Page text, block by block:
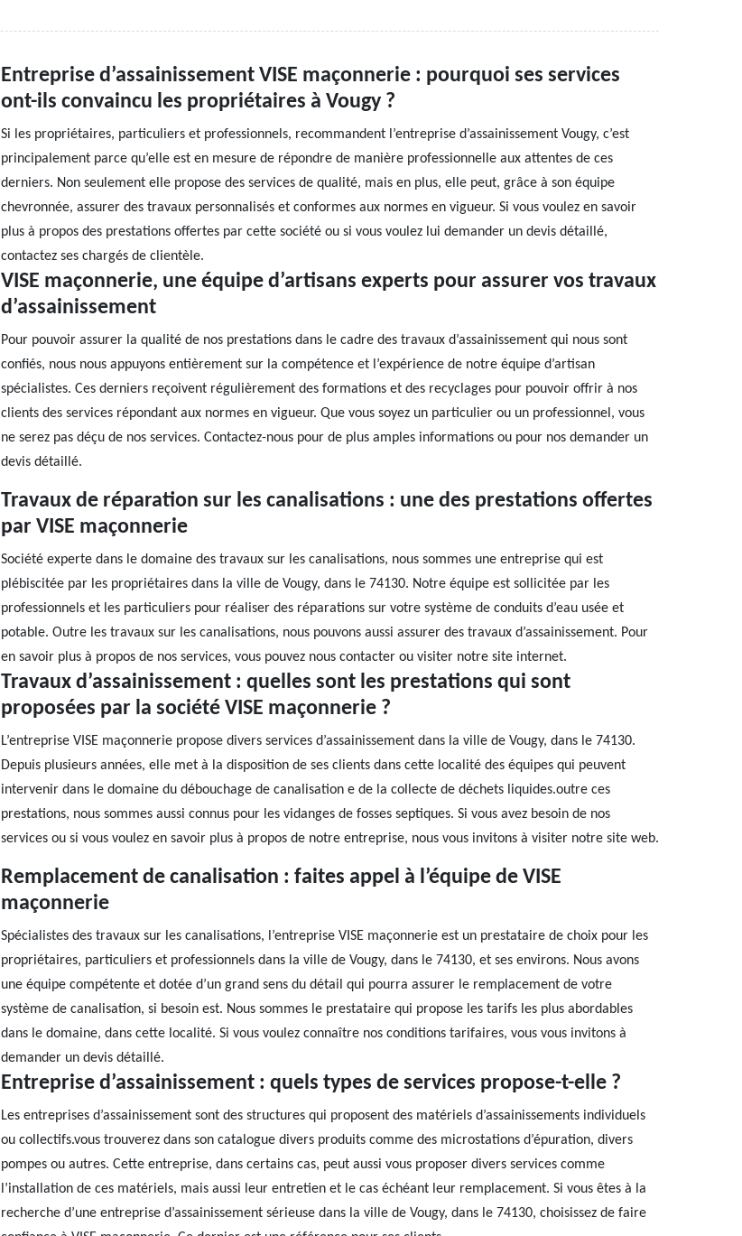
Entreprise d’assainissement VISE maçonnerie : pourquoi ses services
ont-ils convaincu les propriétaires à Vougy ?
Si les propriétaires, particuliers et professionnels, recommandent l’entreprise d’assainissement Vougy, c’est
principalement parce qu’elle est en mesure de répondre de manière professionnelle aux attentes de ces
derniers. Non seulement elle propose des services de qualité, mais en plus, elle peut, grâce à son équipe
chevronnée, assurer des travaux personnalisés et conformes aux normes en vigueur. Si vous voulez en savoir
plus à propos des prestations offertes par cette société ou si vous voulez lui demander un devis détaillé,
contactez ses chargés de clientèle.
VISE maçonnerie, une équipe d’artisans experts pour assurer vos travaux
d’assainissement
Pour pouvoir assurer la qualité de nos prestations dans le cadre des travaux d’assainissement qui nous sont
confiés, nous nous appuyons entièrement sur la compétence et l’expérience de notre équipe d’artisan
spécialistes. Ces derniers reçoivent régulièrement des formations et des recyclages pour pouvoir offrir à nos
clients des services répondant aux normes en vigueur. Que vous soyez un particulier ou un professionnel, vous
ne serez pas déçu de nos services. Contactez-nous pour de plus amples informations ou pour nos demander un
devis détaillé.
Travaux de réparation sur les canalisations : une des prestations offertes
par VISE maçonnerie
Société experte dans le domaine des travaux sur les canalisations, nous sommes une entreprise qui est
plébiscitée par les propriétaires dans la ville de Vougy, dans le 74130. Notre équipe est sollicitée par les
professionnels et les particuliers pour réaliser des réparations sur votre système de conduits d’eau usée et
potable. Outre les travaux sur les canalisations, nous pouvons aussi assurer des travaux d’assainissement. Pour
en savoir plus à propos de nos services, vous pouvez nous contacter ou visiter notre site internet.
Travaux d’assainissement : quelles sont les prestations qui sont
proposées par la société VISE maçonnerie ?
L’entreprise VISE maçonnerie propose divers services d’assainissement dans la ville de Vougy, dans le 74130.
Depuis plusieurs années, elle met à la disposition de ses clients dans cette localité des équipes qui peuvent
intervenir dans le domaine du débouchage de canalisation e de la collecte de déchets liquides.outre ces
prestations, nous sommes aussi connus pour les vidanges de fosses septiques. Si vous avez besoin de nos
services ou si vous voulez en savoir plus à propos de notre entreprise, nous vous invitons à visiter notre site web.
Remplacement de canalisation : faites appel à l’équipe de VISE
maçonnerie
Spécialistes des travaux sur les canalisations, l’entreprise VISE maçonnerie est un prestataire de choix pour les
propriétaires, particuliers et professionnels dans la ville de Vougy, dans le 74130, et ses environs. Nous avons
une équipe compétente et dotée d’un grand sens du détail qui pourra assurer le remplacement de votre
système de canalisation, si besoin est. Nous sommes le prestataire qui propose les tarifs les plus abordables
dans le domaine, dans cette localité. Si vous voulez connaître nos conditions tarifaires, vous vous invitons à
demander un devis détaillé.
Entreprise d’assainissement : quels types de services propose-t-elle ?
Les entreprises d’assainissement sont des structures qui proposent des matériels d’assainissements individuels
ou collectifs.vous trouverez dans son catalogue divers produits comme des microstations d’épuration, divers
pompes ou autres. Cette entreprise, dans certains cas, peut aussi vous proposer divers services comme
l’installation de ces matériels, mais aussi leur entretien et le cas échéant leur remplacement. Si vous êtes à la
recherche d’une entreprise d’assainissement sérieuse dans la ville de Vougy, dans le 74130, choisissez de faire